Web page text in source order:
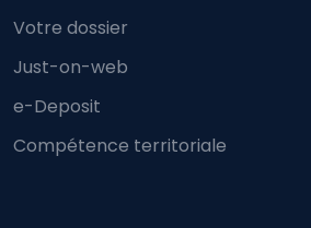
Votre dossier
Just-on-web
e-Deposit
Compétence territoriale